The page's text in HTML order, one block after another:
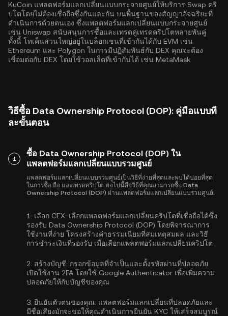
KuCoin แพลตฟอร์มแลกเปลี่ยนแบบกระจายศูนย์ให้บริการ Swap คริ
ปโตโดยไม่ต้องเชื่อถือซึ่งกันและกัน บนพื้นฐานของสัญญาอัจฉริยะที่
ดำเนินการด้วยตนเอง ซึ่งแพลตฟอร์มแลกเปลี่ยนแบบกระจายศูนย์
เช่น Uniswap สนับสนุนการซื้อและเทรดคู่เทรดคริปโตหลายพันคู่
ทั้งนี้ โทเค็นส่วนใหญ่อยู่ในบล็อกเชนที่เข้ากันได้กับ EVM เช่น
Ethereum และ Polygon ในการมีปฏิสัมพันธ์กับ DEX คุณจะต้อง
เชื่อมต่อกับ DEX โดยใช้วอลเล็ตที่เข้ากันได้ เช่น MetaMask
วิธีซื้อ Data Ownership Protocol (DOP): คู่มือแบบที
ละขั้นตอน
1
ซื้อ Data Ownership Protocol (DOP) ใน
แพลตฟอร์มแลกเปลี่ยนแบบรวมศูนย์
แพลตฟอร์มแลกเปลี่ยนแบบรวมศูนย์เป็นวิธีที่ง่ายที่สุดและพบได้บ่อยที่สุด
ในการซื้อ ถือ และเทรดคริปโต ต่อไปนี้คือวิธีที่คุณสามารถซื้อ Data
Ownership Protocol (DOP) ผ่านแพลตฟอร์มแลกเปลี่ยนแบบรวมศูนย์:
1. เลือก CEX: เลือกแพลตฟอร์มแลกเปลี่ยนคริปโตที่เชื่อถือได้ซึ่ง
รองรับ Data Ownership Protocol (DOP) โดยพิจารณาการ
ใช้งานที่ง่าย โครงสร้างค่าธรรมเนียมที่สมเหตุสมผล และวิธี
การชำระเงินที่รองรับ เมื่อเลือกแพลตฟอร์มแลกเปลี่ยนคริปโต
2. สร้างบัญชี: กรอกข้อมูลที่จำเป็นและตั้งรหัสผ่านที่ปลอดภัย
เปิดใช้งาน 2FA โดยใช้ Google Authenticator เพื่อเพิ่มความ
ปลอดภัยให้กับบัญชีของคุณ
3. ยืนยันตัวตนของคุณ: แพลตฟอร์มแลกเปลี่ยนที่ปลอดภัยและ
มีชื่อเสียงมักจะขอให้คุณดำเนินการยืนยัน KYC ให้เสร็จสมบูรณ์